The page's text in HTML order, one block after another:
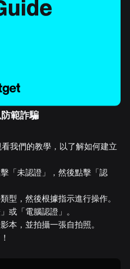
範詐騙
我們的教學，以了解如何建立
「未認證」，然後點擊「認
型，然後根據指示進行操作。
或「電腦認證」。
本，並拍攝一張自拍照。